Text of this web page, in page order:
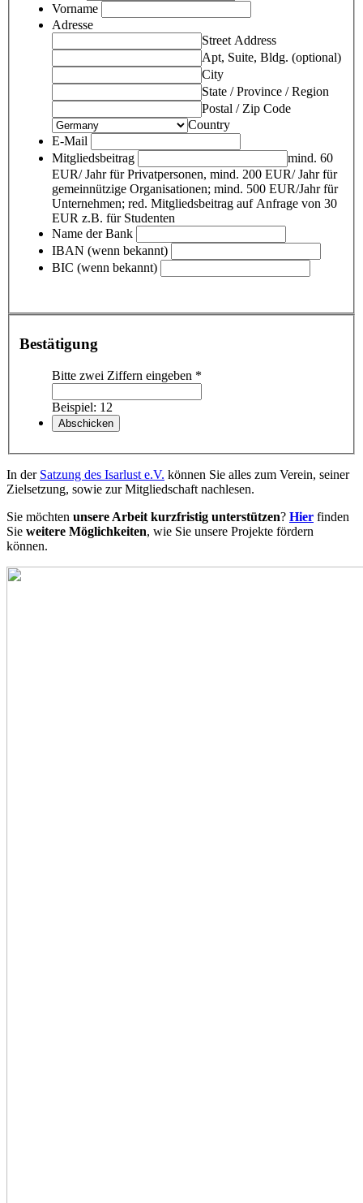
Vorname
Adresse
Street Address
Apt, Suite, Bldg. (optional)
City
State / Province / Region
Postal / Zip Code
Country
E-Mail
Mitgliedsbeitrag
mind. 60
EUR/ Jahr für Privatpersonen, mind. 200 EUR/ Jahr für
gemeinnützige Organisationen; mind. 500 EUR/Jahr für
Unternehmen; red. Mitgliedsbeitrag auf Anfrage von 30
EUR z.B. für Studenten
Name der Bank
IBAN (wenn bekannt)
BIC (wenn bekannt)
Bestätigung
Bitte zwei Ziffern eingeben *
Beispiel: 12
In der Satzung des Isarlust e.V. können Sie alles zum Verein, seiner
Zielsetzung, sowie zur Mitgliedschaft nachlesen.
Sie möchten unsere Arbeit kurzfristig unterstützen? Hier finden
Sie weitere Möglichkeiten, wie Sie unsere Projekte fördern
können.